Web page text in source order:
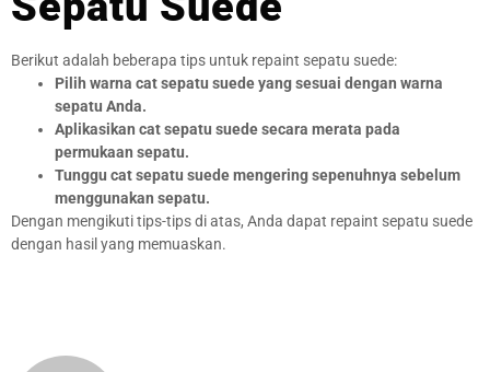
Berikut adalah beberapa tips untuk repaint sepatu suede:
Pilih warna cat sepatu suede yang sesuai dengan warna
sepatu Anda.
Aplikasikan cat sepatu suede secara merata pada
permukaan sepatu.
Tunggu cat sepatu suede mengering sepenuhnya sebelum
menggunakan sepatu.
Dengan mengikuti tips-tips di atas, Anda dapat repaint sepatu suede
dengan hasil yang memuaskan.